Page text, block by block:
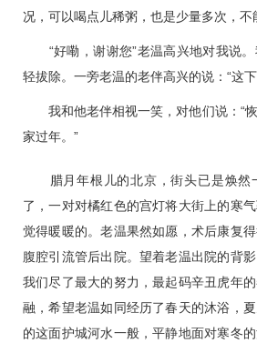
况，可以喝点儿稀粥，也是少量多次，不
“好嘞，谢谢您”老温高兴地对我说。
轻拔除。一旁老温的老伴高兴的说：“这
我和他老伴相视一笑，对他们说：“恢
家过年。”
腊月年根儿的北京，街头已是焕然
了，一对对橘红色的宫灯将大街上的寒
觉得暖暖的。老温果然如愿，术后康复
腹腔引流管后出院。望着老温出院的背
我们尽了最大的努力，最起码辛丑虎年
融，希望老温如同经历了春天的沐浴，
的这面护城河水一般，平静地面对寒冬